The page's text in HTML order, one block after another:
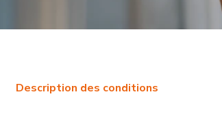
Description des conditions